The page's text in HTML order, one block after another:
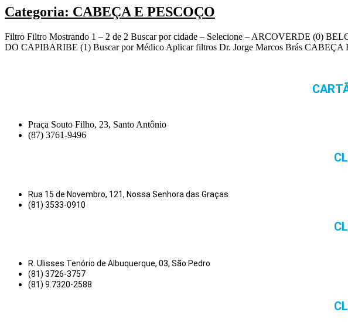
Categoria: CABEÇA E PESCOÇO
Filtro Filtro Mostrando 1 – 2 de 2 Buscar por cidade – Selecione – ARCOVERDE (0)
DO CAPIBARIBE (1) Buscar por Médico Aplicar filtros Dr. Jorge Marcos Brás
Praça Souto Filho, 23, Santo Antônio
(87) 3761-9496
Rua 15 de Novembro, 121, Nossa Senhora das Graças
(81) 3533-0910
R. Ulisses Tenório de Albuquerque, 03, São Pedro
(81) 3726-3757
(81) 9.7320-2588